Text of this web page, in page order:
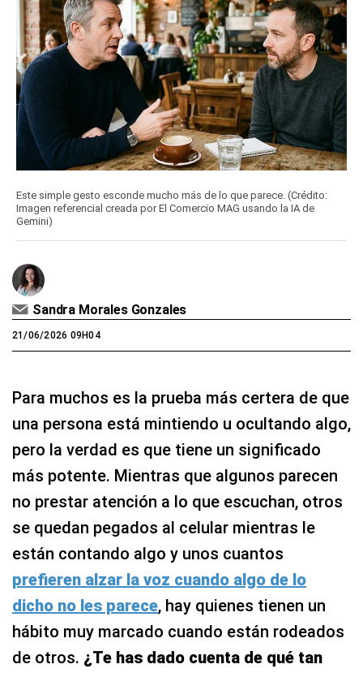
Este simple gesto esconde mucho más de lo que parece. (Crédito:
Imagen referencial creada por El Comercio MAG usando la IA de
Gemini)
Sandra Morales Gonzales
21/06/2026 09H04
Para muchos es la prueba más certera de que
una persona está mintiendo u ocultando algo,
pero la verdad es que tiene un significado
más potente. Mientras que algunos parecen
no prestar atención a lo que escuchan, otros
se quedan pegados al celular mientras le
están contando algo y unos cuantos
prefieren alzar la voz cuando algo de lo
dicho no les parece, hay quienes tienen un
hábito muy marcado cuando están rodeados
de otros. ¿Te has dado cuenta de qué tan